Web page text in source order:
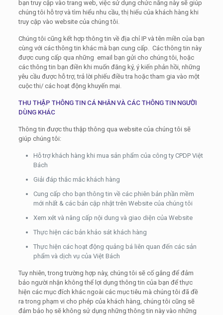
bạn truy cập vào trang web, việc sử dụng chức năng này sẽ giúp
chúng tôi hỗ trợ và tìm hiểu nhu cầu, thị hiếu của khách hàng khi
truy cập vào website của chúng tôi.
Chúng tôi cũng kết hợp thông tin về địa chỉ IP và tên miền của bạn
cùng với các thông tin khác mà bạn cung cấp. Các thông tin này
được cung cấp qua những email bạn gửi cho chúng tôi, hoặc
các thông tin bạn điền khi muốn đăng ký, ý kiến phản hồi, những
yêu cầu được hỗ trợ, trả lời phiếu điều tra hoặc tham gia vào một
cuộc thi/ các hoạt động khuyến mại.
THU THẬP THÔNG TIN CÁ NHÂN VÀ CÁC THÔNG TIN NGƯỜI
DÙNG KHÁC
Thông tin được thu thập thông qua website của chúng tôi sẽ
giúp chúng tôi:
Hỗ trợ khách hàng khi mua sản phẩm của công ty CPDP Việt
Bách
Giải đáp thắc mắc khách hàng
Cung cấp cho bạn thông tin về các phiên bản phần mềm
mới nhất & các bản cập nhật trên Website của chúng tôi
Xem xét và nâng cấp nội dung và giao diện của Website
Thực hiện các bản khảo sát khách hàng
Thực hiện các hoạt động quảng bá liên quan đến các sản
phẩm và dịch vụ của Việt Bách
Tuy nhiên, trong trường hợp này, chúng tôi sẽ cố gắng để đảm
bảo người nhận không thể lợi dụng thông tin của bạn để thực
hiện các mục đích khác ngoài các mục tiêu mà chúng tôi đã đề
ra trong phạm vi cho phép của khách hàng, chúng tôi cũng sẽ
đảm bảo họ sẽ không sử dụng những thông tin này vào những